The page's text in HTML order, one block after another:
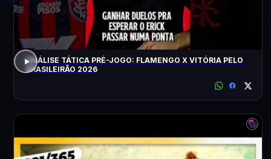
ANÁLISE TÁTICA PRÉ-JOGO: FLAMENGO X VITÓRIA PELO
BRASILEIRÃO 2026